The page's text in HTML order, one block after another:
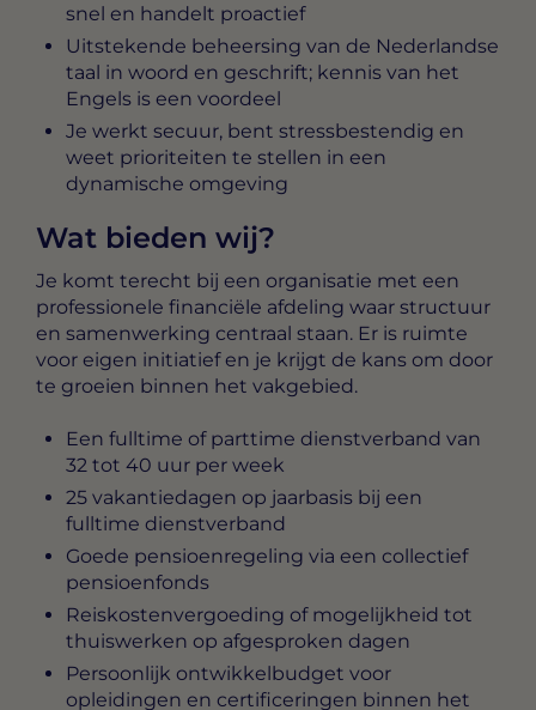
snel en handelt proactief
Uitstekende beheersing van de Nederlandse
taal in woord en geschrift; kennis van het
Engels is een voordeel
Je werkt secuur, bent stressbestendig en
weet prioriteiten te stellen in een
dynamische omgeving
Wat bieden wij?
Je komt terecht bij een organisatie met een
professionele financiële afdeling waar structuur
en samenwerking centraal staan. Er is ruimte
voor eigen initiatief en je krijgt de kans om door
te groeien binnen het vakgebied.
Een fulltime of parttime dienstverband van
32 tot 40 uur per week
25 vakantiedagen op jaarbasis bij een
fulltime dienstverband
Goede pensioenregeling via een collectief
pensioenfonds
Reiskostenvergoeding of mogelijkheid tot
thuiswerken op afgesproken dagen
Persoonlijk ontwikkelbudget voor
opleidingen en certificeringen binnen het